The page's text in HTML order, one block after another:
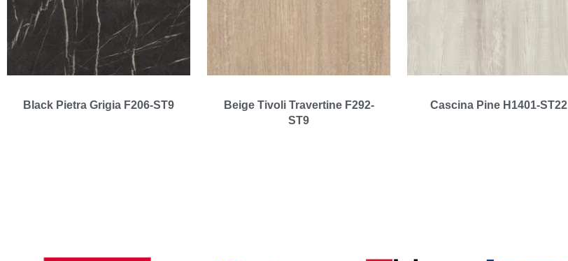
Black Pietra Grigia F206-ST9
Beige Tivoli Travertine F292-
ST9
Cascina Pine H1401-ST22